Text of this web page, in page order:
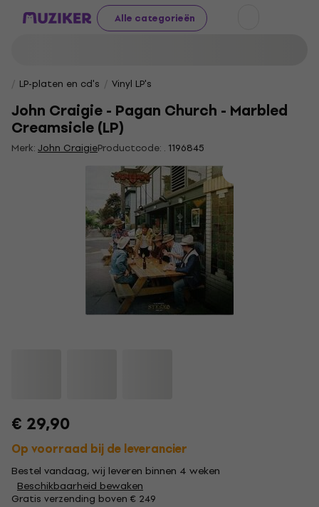
Alle categorieën
LP-platen en cd's Vinyl LP's
John Craigie - Pagan Church - Marbled
Creamsicle (LP)
Merk:John CraigieProductcode: . 1196845
€ 29,90
Op voorraad bij de leverancier
Bestel vandaag, wij leveren binnen 4 weken
Beschikbaarheid bewaken
Gratis verzending boven € 249